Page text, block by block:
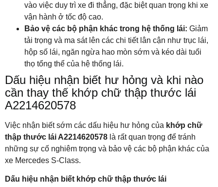
vào việc duy trì xe đi thẳng, đặc biệt quan trọng khi xe
vận hành ở tốc độ cao.
Bảo vệ các bộ phận khác trong hệ thống lái: Giảm
tải trọng và ma sát lên các chi tiết lân cận như trục lái,
hộp số lái, ngăn ngừa hao mòn sớm và kéo dài tuổi
thọ tổng thể của hệ thống lái.
Dấu hiệu nhận biết hư hỏng và khi nào
cần thay thế khớp chữ thập thước lái
A2214620578
Việc nhận biết sớm các dấu hiệu hư hỏng của khớp chữ
thập thước lái A2214620578 là rất quan trọng để tránh
những sự cố nghiêm trọng và bảo vệ các bộ phận khác của
xe Mercedes S-Class.
Dấu hiệu nhận biết khớp chữ thập thước lái